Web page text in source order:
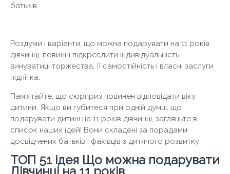
батьків.
Роздуми і варіанти, що можна подарувати на 11 років
дівчинці, повинні підкреслити індивідуальність
винуватиці торжества, її самостійність і власні заслуги
підлітка.
Пам'ятайте, що сюрприз повинен відповідати віку
дитини. Якщо ви губитеся при одній думці, що
подарувати дитині на 11 років дівчинці, загляньте в
список наших ідей! Вони складені за порадами
досвідчених батьків і фахівців з дитячого розвитку.
ТОП 51 ідея Що можна подарувати